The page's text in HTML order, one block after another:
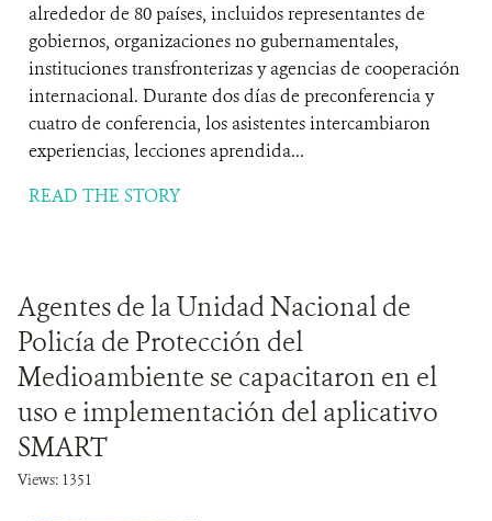
alrededor de 80 países, incluidos representantes de
gobiernos, organizaciones no gubernamentales,
instituciones transfronterizas y agencias de cooperación
internacional. Durante dos días de preconferencia y
cuatro de conferencia, los asistentes intercambiaron
experiencias, lecciones aprendida...
READ THE STORY
Agentes de la Unidad Nacional de
Policía de Protección del
Medioambiente se capacitaron en el
uso e implementación del aplicativo
SMART
Views: 1351